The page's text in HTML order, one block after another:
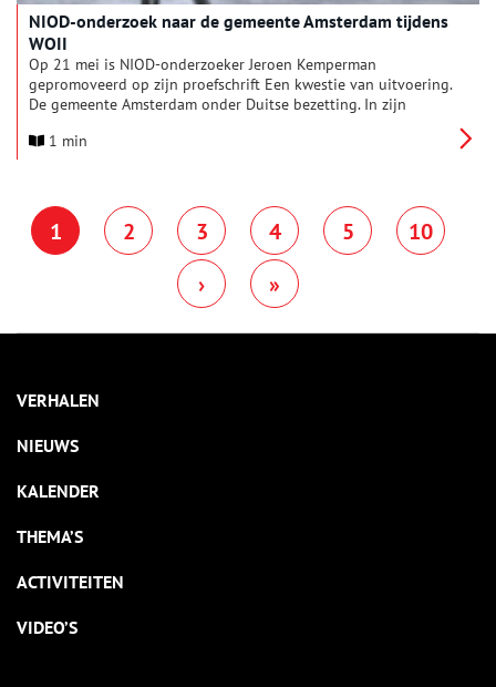
NIOD-onderzoek naar de gemeente Amsterdam tijdens
WOII
Op 21 mei is NIOD-onderzoeker Jeroen Kemperman
gepromoveerd op zijn proefschrift Een kwestie van uitvoering.
De gemeente Amsterdam onder Duitse bezetting. In zijn
gemeente Amsterdam tijdens de Duitse bezetting (1940–1945)
1 min
1 2 3 4 5
10
›
»
VERHALEN
NIEUWS
KALENDER
THEMA’S
ACTIVITEITEN
VIDEO’S